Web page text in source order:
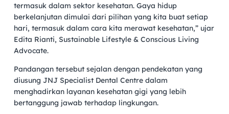
termasuk dalam sektor kesehatan. Gaya hidup
berkelanjutan dimulai dari pilihan yang kita buat setiap
hari, termasuk dalam cara kita merawat kesehatan,” ujar
Edita Rianti, Sustainable Lifestyle & Conscious Living
Advocate.
Pandangan tersebut sejalan dengan pendekatan yang
diusung JNJ Specialist Dental Centre dalam
menghadirkan layanan kesehatan gigi yang lebih
bertanggung jawab terhadap lingkungan.